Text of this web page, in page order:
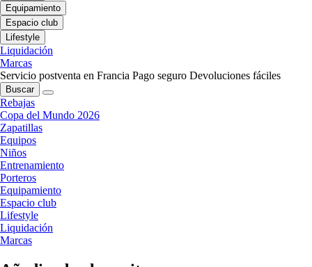
Equipamiento
Espacio club
Lifestyle
Liquidación
Marcas
Servicio postventa en Francia Pago seguro Devoluciones fáciles
Buscar
Rebajas
Copa del Mundo 2026
Zapatillas
Equipos
Niños
Entrenamiento
Porteros
Equipamiento
Espacio club
Lifestyle
Liquidación
Marcas